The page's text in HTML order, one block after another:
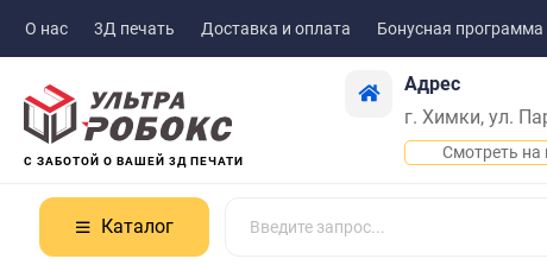
О нас 3Д печать Доставка и оплата Бонусная программа
С ЗАБОТОЙ О ВАШЕЙ 3Д ПЕЧАТИ
Адрес
г. Химки, ул.
Смотреть на
Каталог